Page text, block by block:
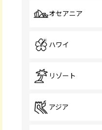
オセアニア
ハワイ
リゾート
アジア